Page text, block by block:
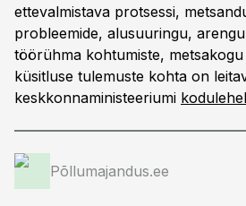
ettevalmistava protsessi,
probleemide, alusuuringu,
töörühma kohtumiste, metsakogu
küsitluse tulemuste kohta on
keskkonnaministeeriumi
Põllumajandus.ee